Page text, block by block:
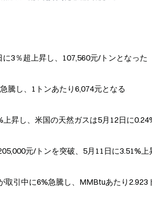
3％超上昇し、107,560元/トンとなった
騰し、1トンあたり6,074元となる
昇し、米国の天然ガスは5月12日に
元/トンを突破、5月11日に3.51%上
取引中に6%急騰し、MMBtuあたり2.923